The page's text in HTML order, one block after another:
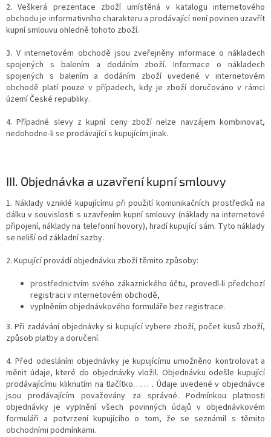
2. Veškerá prezentace zboží umístěná v katalogu internetového
obchodu je informativního charakteru a prodávající není povinen uzavřít
kupní smlouvu ohledně tohoto zboží.
3. V internetovém obchodě jsou zveřejněny informace o nákladech
spojených s balením a dodáním zboží. Informace o nákladech
spojených s balením a dodáním zboží uvedené v internetovém
obchodě platí pouze v případech, kdy je zboží doručováno v rámci
území České republiky.
4. Případné slevy z kupní ceny zboží nelze navzájem kombinovat,
nedohodne-li se prodávající s kupujícím jinak.
III. Objednávka a uzavření kupní smlouvy
1. Náklady vzniklé kupujícímu při použití komunikačních prostředků na
dálku v souvislosti s uzavřením kupní smlouvy (náklady na internetové
připojení, náklady na telefonní hovory), hradí kupující sám. Tyto náklady
se neliší od základní sazby.
2. Kupující provádí objednávku zboží těmito způsoby:
prostřednictvím svého zákaznického účtu, provedl-li předchozí
registraci v internetovém obchodě,
vyplněním objednávkového formuláře bez registrace.
3. Při zadávání objednávky si kupující vybere zboží, počet kusů zboží,
způsob platby a doručení.
4. Před odesláním objednávky je kupujícímu umožněno kontrolovat a
měnit údaje, které do objednávky vložil. Objednávku odešle kupující
prodávajícímu kliknutím na tlačítko…… . Údaje uvedené v objednávce
jsou prodávajícím považovány za správné. Podmínkou platnosti
objednávky je vyplnění všech povinných údajů v objednávkovém
formuláři a potvrzení kupujícího o tom, že se seznámil s těmito
obchodními podmínkami.